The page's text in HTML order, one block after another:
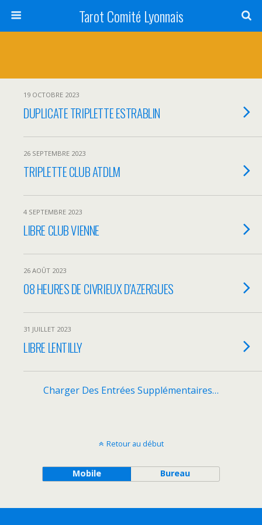
Tarot Comité Lyonnais
19 OCTOBRE 2023
DUPLICATE TRIPLETTE ESTRABLIN
26 SEPTEMBRE 2023
TRIPLETTE CLUB ATDLM
4 SEPTEMBRE 2023
LIBRE CLUB VIENNE
26 AOÛT 2023
08 HEURES DE CIVRIEUX D’AZERGUES
31 JUILLET 2023
LIBRE LENTILLY
Charger Des Entrées Supplémentaires…
Retour au début
Mobile Bureau